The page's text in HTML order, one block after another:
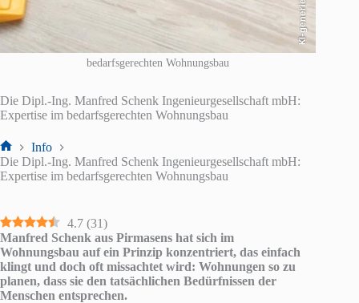
KI-generiert
bedarfsgerechten Wohnungsbau
Die Dipl.-Ing. Manfred Schenk Ingenieurgesellschaft mbH:
Expertise im bedarfsgerechten Wohnungsbau
Start
Info
Die Dipl.-Ing. Manfred Schenk Ingenieurgesellschaft mbH:
Expertise im bedarfsgerechten Wohnungsbau
4.7 (31)
Manfred Schenk aus Pirmasens hat sich im
Wohnungsbau auf ein Prinzip konzentriert, das einfach
klingt und doch oft missachtet wird: Wohnungen so zu
planen, dass sie den tatsächlichen Bedürfnissen der
Menschen entsprechen.